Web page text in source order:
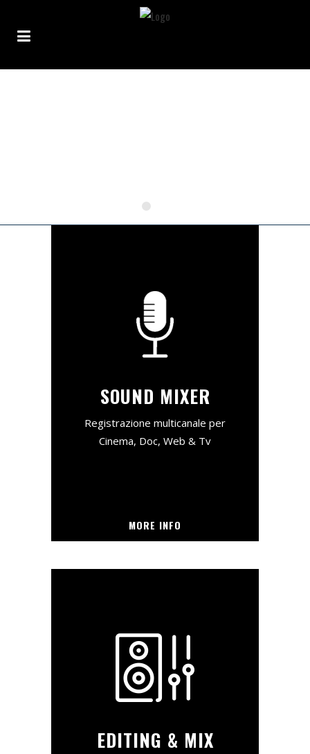
SOUND MIXER
Registrazione multicanale per
Cinema, Doc, Web & Tv
MORE INFO
EDITING & MIX